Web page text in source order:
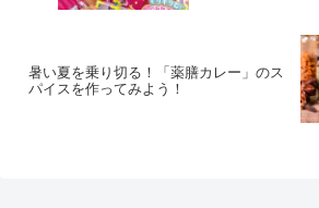
暑い夏を乗り切る！「薬膳カレー」のス
パイスを作ってみよう！